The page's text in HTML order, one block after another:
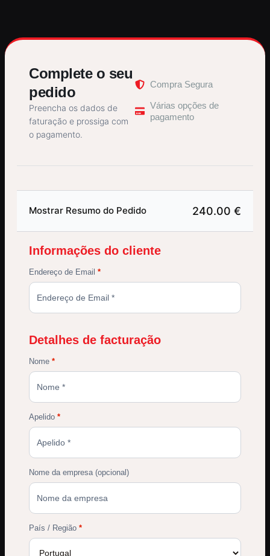
Complete o seu
pedido
Preencha os dados de
faturação e prossiga com
o pagamento.
Compra Segura
Várias opções de
pagamento
Mostrar Resumo do Pedido 240.00 €
Informações do cliente
Endereço de Email *
Detalhes de facturação
Nome *
Apelido *
Nome da empresa (opcional)
País / Região *